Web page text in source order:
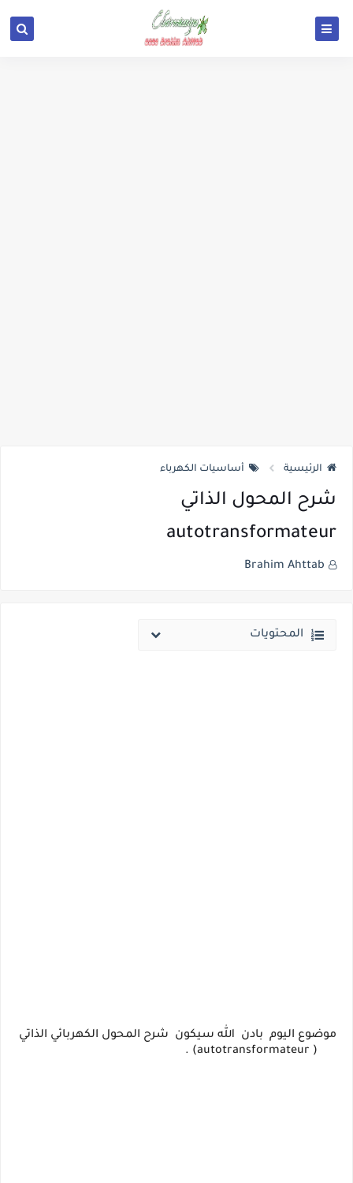
الرئيسية أساسيات الكهرباء
شرح المحول الذاتي
autotransformateur
Brahim Ahttab
المحتويات
موضوع اليوم بادن الله سيكون شرح المحول الكهربائي الذاتي
( autotransformateur)
.